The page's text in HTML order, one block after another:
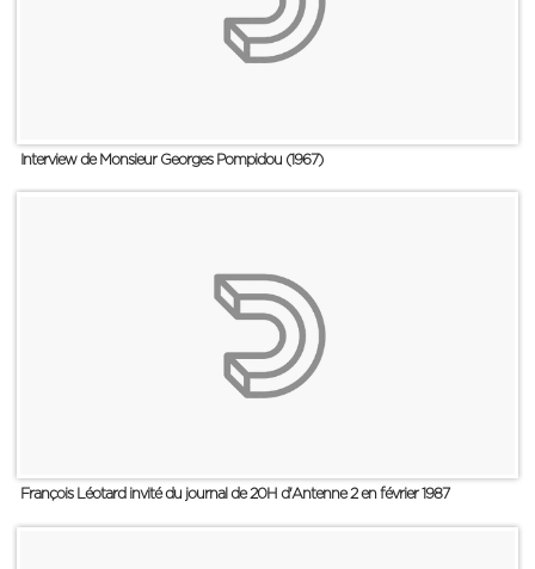
Interview de Monsieur Georges Pompidou (1967)
François Léotard invité du journal de 20H d'Antenne 2 en février 1987